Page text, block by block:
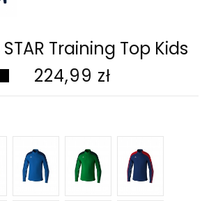
STAR Training Top Kids
224,99 zł